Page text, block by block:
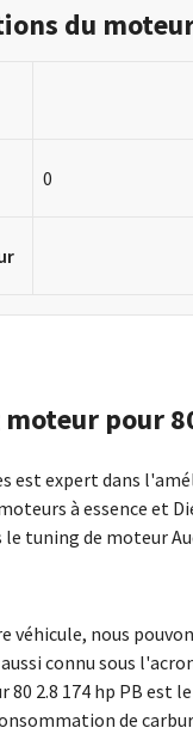
du
0
pour
est expert dans
à essence et
le tuning de moteur
véhicule, nous
connu sous
80 2.8 174 hp PB est
de